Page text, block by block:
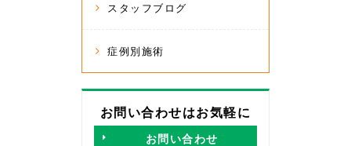
スタッフブログ
症例別施術
お問い合わせはお気軽に
お問い合わせ